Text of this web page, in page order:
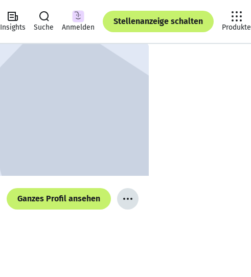
Insights Suche Anmelden
Stellenanzeige schalten
Produkte
Ganzes Profil ansehen